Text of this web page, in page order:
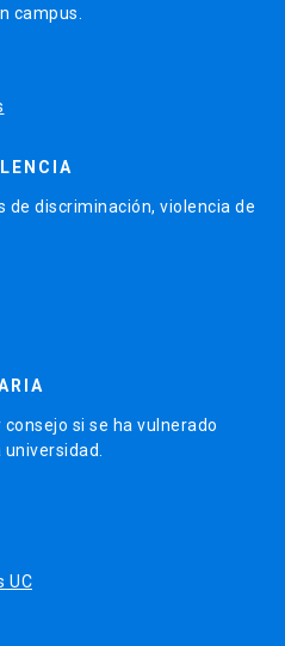
campus.
de discriminación, violencia de
si se ha vulnerado
UC